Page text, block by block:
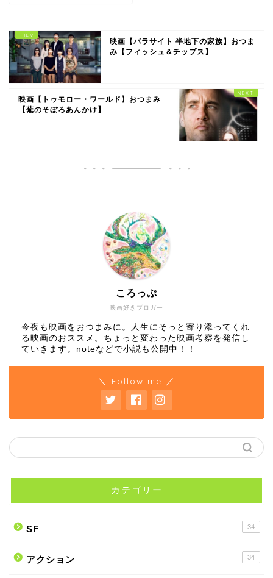
映画【パラサイト 半地下の家族】おつま
み【フィッシュ＆チップス】
映画【トゥモロー・ワールド】おつまみ
【蕪のそぼろあんかけ】
映画好きブロガー
ころっぷ
今夜も映画をおつまみに。人生にそっと寄り添ってくれ
る映画のおススメ。ちょっと変わった映画考察を発信し
ていきます。noteなどで小説も公開中！！
＼ Follow me ／
カテゴリー
SF 34
アクション 34